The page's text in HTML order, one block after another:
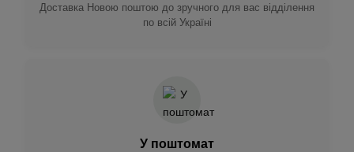
Доставка Новою поштою до зручного для вас відділення
по всій Україні
У поштомат